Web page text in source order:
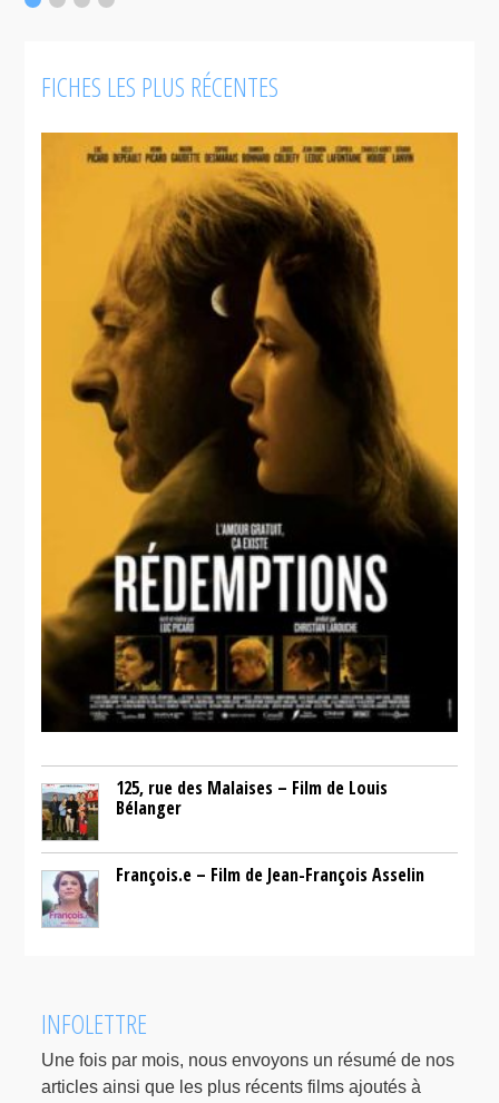
FICHES LES PLUS RÉCENTES
125, rue des Malaises – Film de Louis
Bélanger
François.e – Film de Jean-François Asselin
INFOLETTRE
Une fois par mois, nous envoyons un résumé de nos
articles ainsi que les plus récents films ajoutés à